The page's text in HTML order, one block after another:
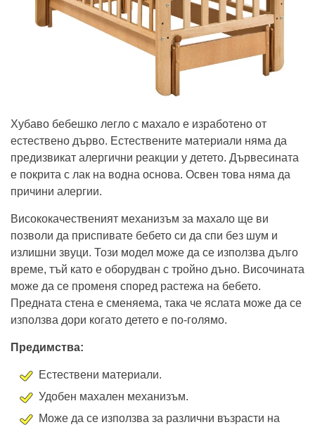
Хубаво бебешко легло с махало е изработено от
естествено дърво. Естествените материали няма да
предизвикат алергични реакции у детето. Дървесината
е покрита с лак на водна основа. Освен това няма да
причини алергии.
Висококачественият механизъм за махало ще ви
позволи да приспивате бебето си да спи без шум и
излишни звуци. Този модел може да се използва дълго
време, тъй като е оборудван с тройно дъно. Височината
може да се променя според растежа на бебето.
Предната стена е сменяема, така че яслата може да се
използва дори когато детето е по-голямо.
Предимства:
Естествени материали.
Удобен махален механизъм.
Може да се използва за различни възрасти на